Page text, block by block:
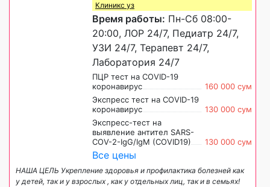
Клиникс уз
Время работы: Пн-Сб 08:00-
20:00, ЛОР 24/7, Педиатр 24/7,
УЗИ 24/7, Терапевт 24/7,
Лаборатория 24/7
ПЦР тест на COVID-19
коронавирус
160 000 сум
Экспресс тест на COVID-19
коронавирус
130 000 сум
Экспресс-тест на
выявление антител SARS-
COV-2-IgG/IgM (COVID19)
130 000 сум
Все цены
НАША ЦЕЛЬ Укрепление здоровья и профилактика болезней как
у детей, так и у взрослых , как у отдельных лиц, так и в семьях!